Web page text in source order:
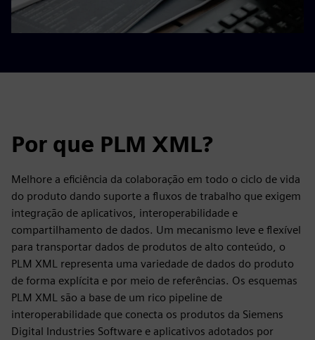
Por que PLM XML?
Melhore a eficiência da colaboração em todo o ciclo de vida
do produto dando suporte a fluxos de trabalho que exigem
integração de aplicativos, interoperabilidade e
compartilhamento de dados. Um mecanismo leve e flexível
para transportar dados de produtos de alto conteúdo, o
PLM XML representa uma variedade de dados do produto
de forma explícita e por meio de referências. Os esquemas
PLM XML são a base de um rico pipeline de
interoperabilidade que conecta os produtos da Siemens
Digital Industries Software e aplicativos adotados por